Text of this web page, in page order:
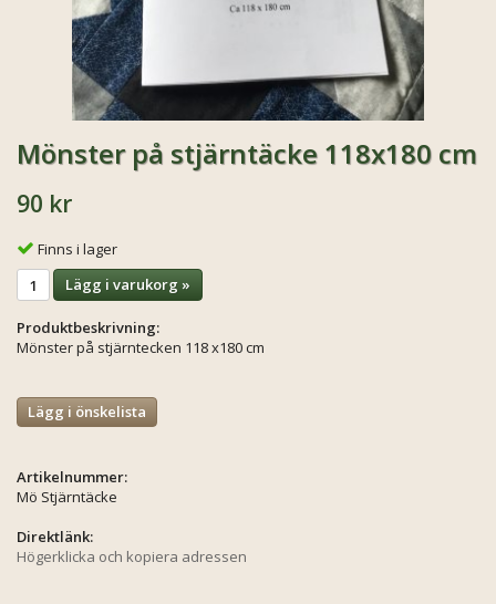
Mönster på stjärntäcke 118x180 cm
90 kr
Finns i lager
Lägg i varukorg »
Produktbeskrivning:
Mönster på stjärntecken 118 x180 cm
Lägg i önskelista
Artikelnummer:
Mö Stjärntäcke
Direktlänk:
Högerklicka och kopiera adressen